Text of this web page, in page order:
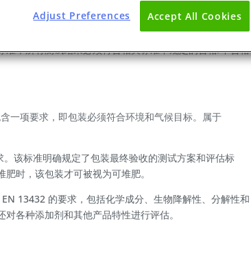
来益处。
物降解性、分解性和生态毒性。Eurofins提供符合国际标
；所有测试结果必须符合相关标准中规定的合格/不合格
一项要求，即包装必须符合环境和气候目标。属于
该标准明确规定了包装最终验收的测试方案和评估标
时，该包装才可被视为可堆肥。
13432 的要求，包括化学成分、生物降解性、分解性和
各种添加剂和其他产品特性进行评估。
Accept All Cookies
Adjust Preferences